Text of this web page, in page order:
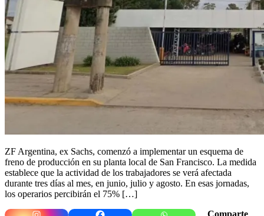
ZF Argentina, ex Sachs, comenzó a implementar un esquema de
freno de producción en su planta local de San Francisco. La medida
establece que la actividad de los trabajadores se verá afectada
durante tres días al mes, en junio, julio y agosto. En esas jornadas,
los operarios percibirán el 75% […]
Comparte